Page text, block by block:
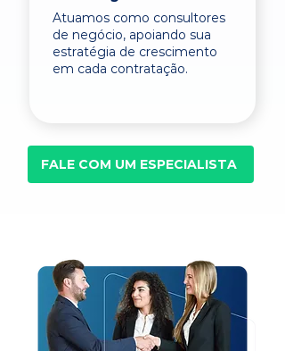
Atuamos como consultores
de negócio, apoiando sua
estratégia de crescimento
em cada contratação.
FALE COM UM ESPECIALISTA